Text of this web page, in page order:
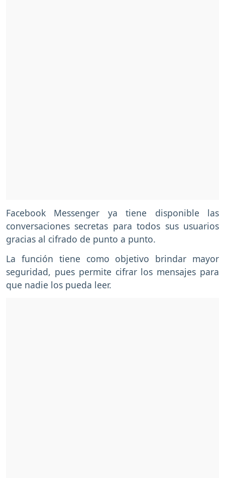
Facebook Messenger ya tiene disponible las
conversaciones secretas para todos sus usuarios
gracias al cifrado de punto a punto.
La función tiene como objetivo brindar mayor
seguridad, pues permite cifrar los mensajes para
que nadie los pueda leer.